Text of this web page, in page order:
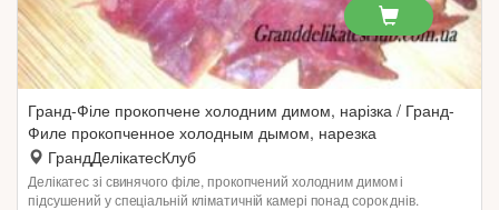
Гранд-Філе прокопчене холодним димом, нарізка / Гранд-
Филе прокопченное холодным дымом, нарезка
ГрандДелікатесКлуб
Делікатес зі свинячого філе, прокопчений холодним димом і
підсушений у спеціальній кліматичній камері понад сорок днів.